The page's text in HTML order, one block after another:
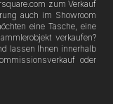
zum Verkauf
auch im Showroom
eine Tasche, eine
verkaufen?
lassen Ihnen innerhalb
oder